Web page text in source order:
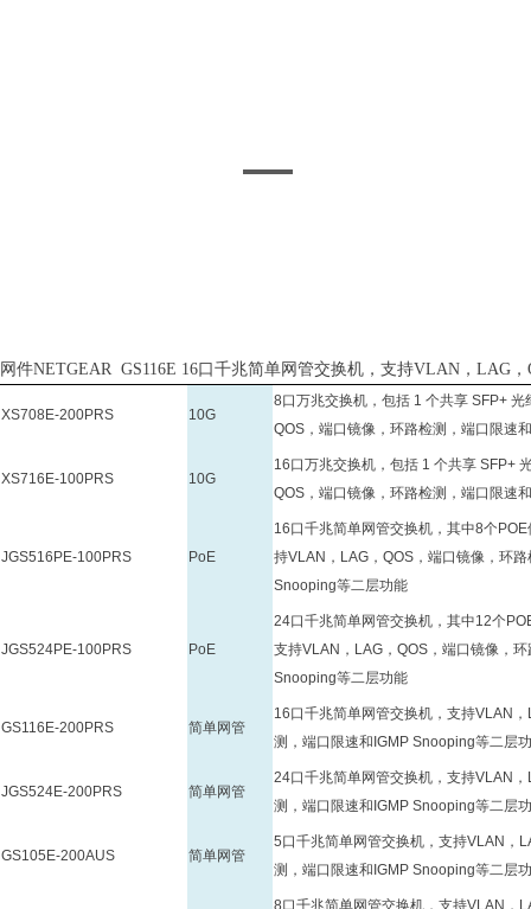
网件NETGEAR GS116E 16口千兆简单网管交换机，支持VLAN，LAG
XS708E-200PRS 10G
8口万兆交换机，包括 1 个共享 SFP+
QOS，端口镜像，环路检测，端口限速
XS716E-100PRS 10G
16口万兆交换机，包括 1 个共享 SFP+
QOS，端口镜像，环路检测，端口限速
JGS516PE-100PRS PoE
16口千兆简单网管交换机，其中8个
持VLAN，LAG，QOS，端口镜像，环
Snooping等二层功能
JGS524PE-100PRS PoE
24口千兆简单网管交换机，其中12个
支持VLAN，LAG，QOS，端口镜像，
Snooping等二层功能
GS116E-200PRS 简单网管
16口千兆简单网管交换机，支持VLAN
测，端口限速和IGMP Snooping等二层
JGS524E-200PRS 简单网管
24口千兆简单网管交换机，支持VLAN
测，端口限速和IGMP Snooping等二层
GS105E-200AUS 简单网管
5口千兆简单网管交换机，支持VLAN，
测，端口限速和IGMP Snooping等二层
8口千兆简单网管交换机，支持VLAN，